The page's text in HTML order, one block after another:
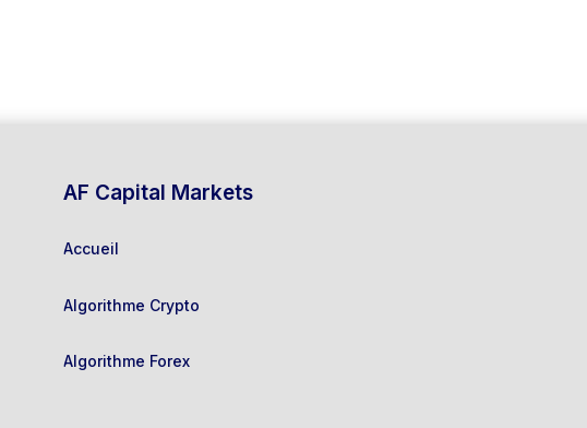
AF Capital Markets
Accueil
Algorithme Crypto
Algorithme Forex